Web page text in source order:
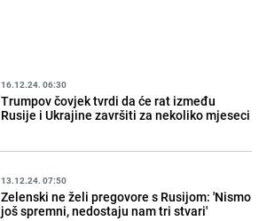
16.12.24. 06:30
Trumpov čovjek tvrdi da će rat između
Rusije i Ukrajine završiti za nekoliko mjeseci
13.12.24. 07:50
Zelenski ne želi pregovore s Rusijom: 'Nismo
još spremni, nedostaju nam tri stvari'